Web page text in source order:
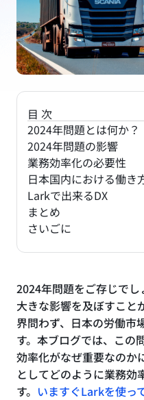
2024年問題をご存じで
大きな影響を及ぼすこと
界問わず、日本の労働市
す。本ブログでは、この
効率化がなぜ重要なのか
としてどのように業務効
す。 いますぐLarkを使っ
目次
2024年問題とは何か？
2024年問題の影響
業務効率化の必要性
日本国内における働き
Larkで出来るDX
まとめ
さいごに